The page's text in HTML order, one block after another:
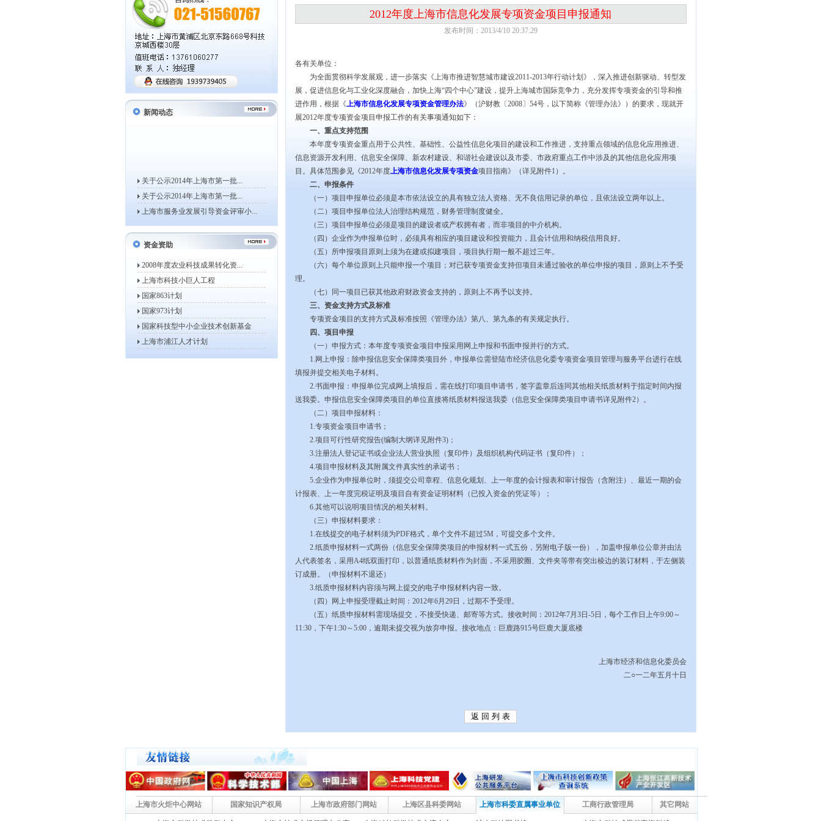
新闻动态
关于公示2014年上海市第一批...
关于公示2014年上海市第一批...
上海市服务业发展引导资金评审小...
关于公示2013年上海市第一批...
2013年度高新技术企业认定工...
2013年高新技术企业复审、更...
2013年度上海市软件和集成电...
2013年度第一批上海市信息化...
2013年度上海市战略性新兴产...
2013年度上海市科技小巨人工...
关于签订2011年第一批国家创...
国务院关于印发进一步鼓励软件产...
资金资助
2008年度农业科技成果转化资...
上海市科技小巨人工程
国家863计划
国家973计划
国家科技型中小企业技术创新基金
上海市浦江人才计划
2012年度上海市信息化发展专项资金项目申报通知
发布时间：2013/4/10 20:37:29
各有关单位：
为全面贯彻科学发展观，进一步落实《上海市推进智慧城市建设2011-2013年行动计划》，深入推进创新驱动、转型发
展，促进信息化与工业化深度融合，加快上海“四个中心”建设，提升上海城市国际竞争力，充分发挥专项资金的引导和推
进作用，根据《上海市信息化发展专项资金管理办法》（沪财教〔2008〕 54号，以下简称《管理办法》）的要求，现就开
展2012年度专项资金项目申报工作的有关事项通知如下：
一、重点支持范围
本年度专项资金重点用于公共性、基础性、公益性信息化项目的建设和工作推进，支持重点领域的信息化应用推进、
信息资源开发利用、信息安全保障、新农村建设、和谐社会建设以及市委、市政府重点工作中涉及的其他信息化应用项
目。具体范围参见《2012年度上海市信息化发展专项资金项目指南》（详见附件1 ）。
二、申报条件
（一）项目申报单位必须是本市依法设立的具有独立法人资格、无不良信用记录的单位，且依法设立两年以上。
（二）项目申报单位法人治理结构规范，财务管理制度健全。
（三）项目申报单位必须是项目的建设者或产权拥有者，而非项目的中介机构。
（四）企业作为申报单位时，必须具有相应的项目建设和投资能力，且会计信用和纳税信用良好。
（五）所申报项目原则上须为在建或拟建项目，项目执行期一般不超过三年。
（六）每个单位原则上只能申报一个项目；对已获专项资金支持但项目未通过验收的单位申报的项目，原则上不予受
理。
（七）同一项目已获其他政府财政资金支持的，原则上不再予以支持。
三、资金支持方式及标准
专项资金项目的支持方式及标准按照《管理办法》第八、第九条的有关规定执行。
四、项目申报
（一）申报方式：本年度专项资金项目申报采用网上申报和书面申报并行的方式。
1. 网上申报：除申报信息安全保障类项目外，申报单位需登陆市经济信息化委专项资金项目管理与服务平台进行在线
填报并提交相关电子材料。
2.书面申报：申报单位完成网上填报后，需在线打印项目申请书，签字盖章后连同其他相关纸质材料于指定时间内报
送我委。申报信息安全保障类项目的单位直接将纸质材料报送我委（信息安全保障类项目申请书详见附件2）。
（二）项目申报材料：
1.专项资金项目申请书；
2.项目可行性研究报告(编制大纲详见附件3)；
3.注册法人登记证书或企业法人营业执照（复印件）及组织机构代码证书（复印件）；
4.项目申报材料及其附属文件真实性的承诺书；
5.企业作为申报单位时，须提交公司章程、信息化规划、上一年度的会计报表和审计报告（含附注）、最近一期的会
计报表、上一年度完税证明及项目自有资金证明材料（已投入资金的凭证等）；
6.其他可以说明项目情况的相关材料。
（三）申报材料要求：
1.在线提交的电子材料须为PDF格式，单个文件不超过5M ，可提交多个文件。
2.纸质申报材料一式两份（信息安全保障类项目的申报材料一式五份，另附电子版一份），加盖申报单位公章并由法
人代表签名，采用A4纸双面打印，以普通纸质材料作为封面，不采用胶圈、文件夹等带有突出棱边的装订材料，于左侧装
订成册。（申报材料不退还）
3.纸质申报材料内容须与网上提交的电子申报材料内容一致。
（四）网上申报受理截止时间： 2012年6月 29日，过期不予受理。
（五）纸质申报材料需现场提交，不接受快递、邮寄等方式。接收时间： 2012年7月 3日 -5日，每个工作日上午9:00～
11:30，下午1:30～5:00，逾期未提交视为放弃申报。接收地点：巨鹿路915号巨鹿大厦底楼
上海市经济和信息化委员会
二 ○一二年五月十日
上海市火炬中心网站 国家知识产权局 上海市政府部门网站 上海区县科委网站 上海市科委直属事业单位 工商行政管理局 其它网站